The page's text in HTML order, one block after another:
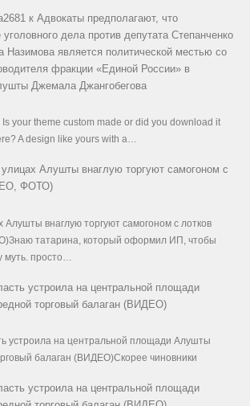
к Адвокаты предполагают, что
дела против депутата Степанченко
Назимова является политической местью со
фракции «Единой России» в
Джемала Джангобегова
your theme custom made or did you download it
A design like yours with a…
Алушты внаглую торгуют самогоном с
ФОТО)
Алушты внаглую торгуют самогоном с лотков
татарина, который оформил ИП, чтобы
муть. просто…
устроила на центральной площади
торговый балаган (ВИДЕО)
устроила на центральной площади Алушты
балаган (ВИДЕО)Скорее чиновники
устроила на центральной площади